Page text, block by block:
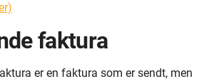
faktura
er en faktura som er sendt, men